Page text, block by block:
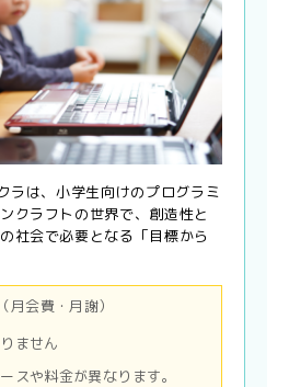
ラは、小学生向けのプログラミ
クラフトの世界で、創造性と
社会で必要となる「目標から
月会費・月謝）
ません
スや料金が異なります。